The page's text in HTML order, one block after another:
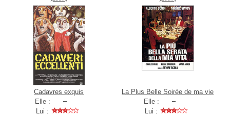
Cadavres exquis
Elle :
Lui :
La Plus Belle Soirée de ma vie
Elle :
Lui :